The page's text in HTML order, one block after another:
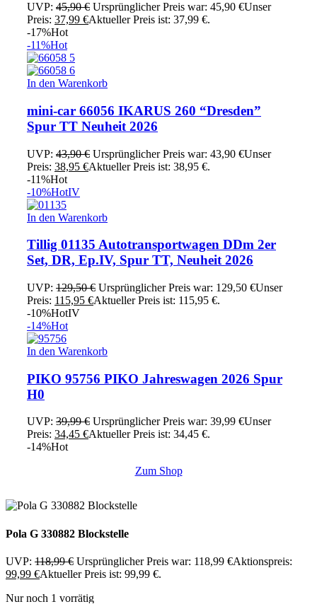
UVP: 45,90€ Ursprünglicher Preis war: 45,90 €Unser
Preis: 37,99 €Aktueller Preis ist: 37,99 €.
-17%Hot
-11%Hot
In den Warenkorb
mini-car 66056 IKARUS 260 “Dresden”
Spur TT Neuheit 2026
UVP: 43,90€ Ursprünglicher Preis war: 43,90 €Unser
Preis: 38,95 €Aktueller Preis ist: 38,95 €.
-11%Hot
-10%HotIV
In den Warenkorb
Tillig 01135 Autotransportwagen DDm 2er
Set, DR, Ep.IV, Spur TT, Neuheit 2026
UVP: 129,50€ Ursprünglicher Preis war: 129,50 €Unser
Preis: 115,95 €Aktueller Preis ist: 115,95 €.
-10%HotIV
-14%Hot
In den Warenkorb
PIKO 95756 PIKO Jahreswagen 2026 Spur
H0
UVP: 39,99€ Ursprünglicher Preis war: 39,99 €Unser
Preis: 34,45 €Aktueller Preis ist: 34,45 €.
-14%Hot
Zum Shop
Pola G 330882 Blockstelle
UVP: 118,99€ Ursprünglicher Preis war: 118,99 €Aktionspreis:
99,99 €Aktueller Preis ist: 99,99 €.
Nur noch 1 vorrätig